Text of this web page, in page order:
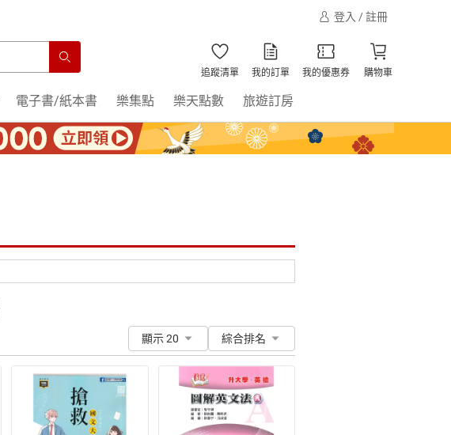
登入 / 註冊
追蹤清單 我的訂單 我的優惠券 購物車
電子書/紙本書 樂集點 樂天點數 旅遊訂房
顯示 20 綜合排名